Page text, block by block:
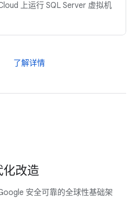
上运行 SQL Server 虚拟机
了解详情
化改造
安全可靠的全球性基础架